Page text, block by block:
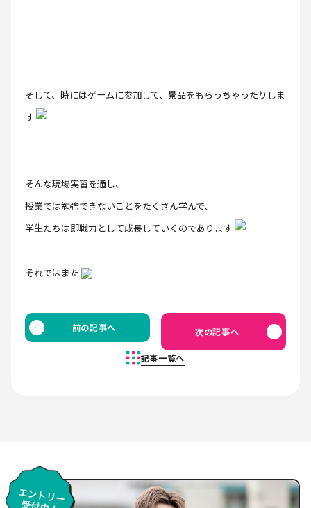
そして、時にはゲームに参加して、景品をもらっちゃったりしま
す
そんな現場実習を通し、
授業では勉強できないことをたくさん学んで、
学生たちは即戦力として成長していくのであります
それではまた
前の記事へ
記事一覧へ
次の記事へ